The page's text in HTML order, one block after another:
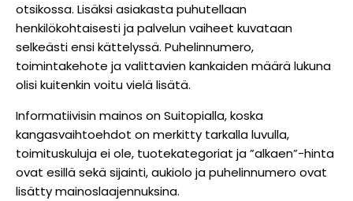
otsikossa. Lisäksi asiakasta puhutellaan
henkilökohtaisesti ja palvelun vaiheet kuvataan
selkeästi ensi kättelyssä. Puhelinnumero,
toimintakehote ja valittavien kankaiden määrä lukuna
olisi kuitenkin voitu vielä lisätä.
Informatiivisin mainos on Suitopialla, koska
kangasvaihtoehdot on merkitty tarkalla luvulla,
toimituskuluja ei ole, tuotekategoriat ja ”alkaen”-hinta
ovat esillä sekä sijainti, aukiolo ja puhelinnumero ovat
lisätty mainoslaajennuksina.